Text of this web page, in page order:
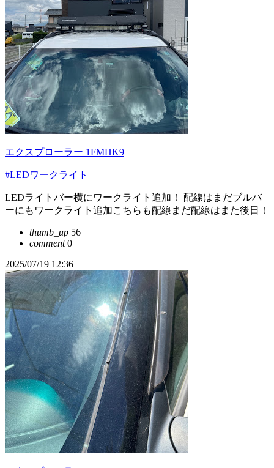
エクスプローラー 1FMHK9
#LEDワークライト
LEDライトバー横にワークライト追加！ 配線はまだブルバ
ーにもワークライト追加こちらも配線まだ配線はまた後日！
thumb_up 56
comment0
2025/07/19 12:36